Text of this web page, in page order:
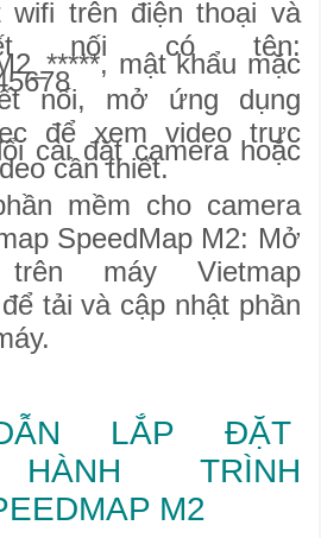
wifi trên điện thoại và
nối có tên:
mật khẩu mặc
nối, mở ứng dụng
để xem video trực
cài đặt camera hoặc
cần thiết.
mềm cho camera
SpeedMap M2: Mở
máy Vietmap
tải và cập nhật phần
LẮP ĐẶT
HÀNH TRÌNH
M2